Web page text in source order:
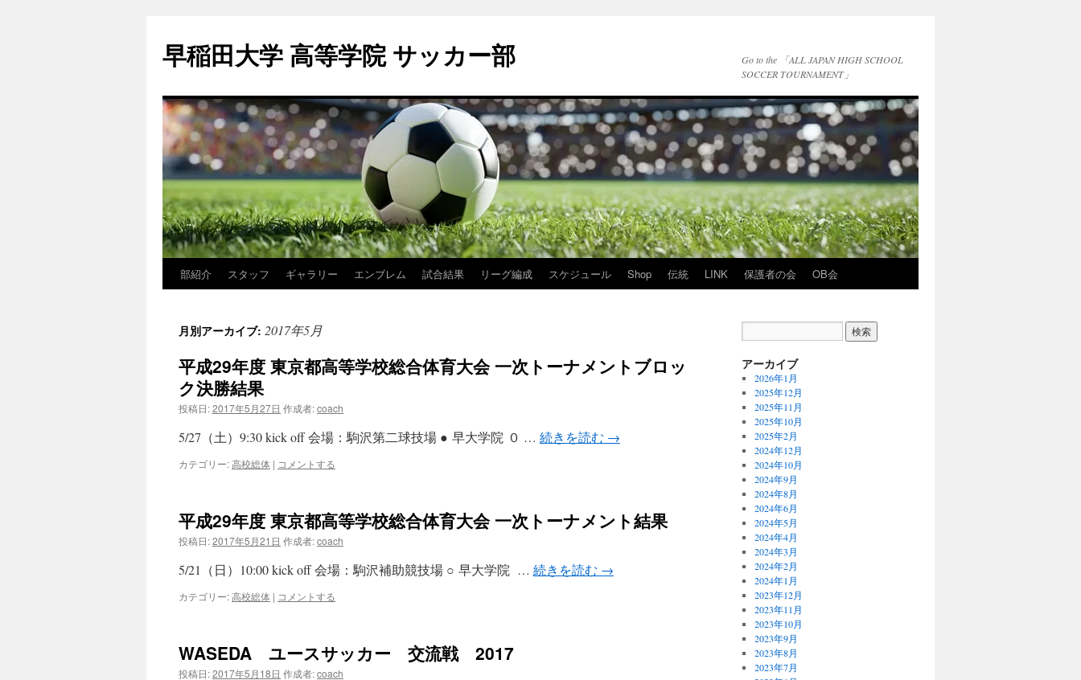
テ
へ
ス
キ
ッ
プ
早稲田大学 高等学院 サッカー部
Go to the 「ALL JAPAN HIGH SCHOOL
SOCCER TOURNAMENT」
部紹介 スタッフ ギャラリー エンブレム 試合結果 リーグ編成 スケジュール Shop 伝統 LINK 保護者の会 OB会
月別アーカイブ: 2017年5月
平成29年度 東京都高等学校総合体育大会 一次トーナメントブロッ
ク決勝結果
投稿日:2017年5月27日 作成者:coach
5/27（土）9:30 kick off 会場：駒沢第二球技場 ● 早大学院 ０ … 続きを読む →
カテゴリー:高校総体 | コメントする
平成29年度 東京都高等学校総合体育大会 一次トーナメント結果
投稿日:2017年5月21日 作成者:coach
5/21（日）10:00 kick off 会場：駒沢補助競技場 ○ 早大学院 … 続きを読む →
カテゴリー:高校総体 | コメントする
WASEDA ユースサッカー 交流戦 2017
投稿日:2017年5月18日 作成者:coach
アーカイブ
2026年1月
2025年12月
2025年11月
2025年10月
2025年2月
2024年12月
2024年10月
2024年9月
2024年8月
2024年6月
2024年5月
2024年4月
2024年3月
2024年2月
2024年1月
2023年12月
2023年11月
2023年10月
2023年9月
2023年8月
2023年7月